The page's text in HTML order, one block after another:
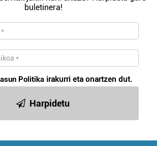
buletinera!
Politika irakurri eta onartzen dut.
Harpidetu